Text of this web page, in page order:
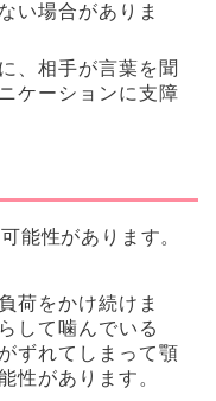
い場合がありま
、相手が言葉を聞
ケーションに支障
能性があります。
荷をかけ続けま
して噛んでいる
ずれてしまって顎
性があります。